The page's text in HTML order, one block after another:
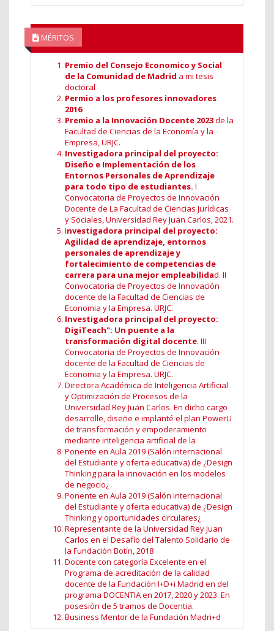
MÉRITOS
Premio del Consejo Economico y Social
de la Comunidad de Madrid a mi tesis
doctoral
Permio a los profesores innovadores
2016
Premio a la Innovación Docente 2023de la
Facultad de Ciencias de la Economía y la
Empresa, URJC.
Investigadora principal del proyecto:
Diseño e Implementación de los
Entornos Personales de Aprendizaje
para todo tipo de estudiantes. I
Convocatoria de Proyectos de Innovación
Docente de La Facultad de Ciencias Jurídicas
y Sociales, Universidad Rey Juan Carlos, 2021.
Investigadora principal del proyecto:
Agilidad de aprendizaje, entornos
personales de aprendizaje y
fortalecimiento de competencias de
carrera para una mejor empleabilidad. II
Convocatoria de Proyectos de Innovación
docente de la Facultad de Ciencias de
Economia y la Empresa. URJC.
Investigadora principal del proyecto:
DigiTeach": Un puente a la
transformación digital docente. III
Convocatoria de Proyectos de Innovación
docente de la Facultad de Ciencias de
Economia y la Empresa. URJC.
Directora Académica de Inteligencia Artificial
y Optimización de Procesos de la
Universidad Rey Juan Carlos. En dicho cargo
desarrolle, diseñe e implanté el plan PowerU
de transformación y empoderamiento
mediante inteligencia artificial de la
Ponente en Aula 2019 (Salón internacional
del Estudiante y oferta educativa) de ¿Design
Thinking para la innovación en los modelos
de negocio¿
Ponente en Aula 2019 (Salón internacional
del Estudiante y oferta educativa) de ¿Design
Thinking y oportunidades circulares¿
Representante de la Universidad Rey Juan
Carlos en el Desafío del Talento Solidario de
la Fundación Botín, 2018
Docente con categoría Excelente en el
Programa de acreditación de la calidad
docente de la Fundación I+D+i Madrid en del
programa DOCENTIA en 2017, 2020 y 2023. En
posesión de 5 tramos de Docentia.
Business Mentor de la Fundación Madri+d